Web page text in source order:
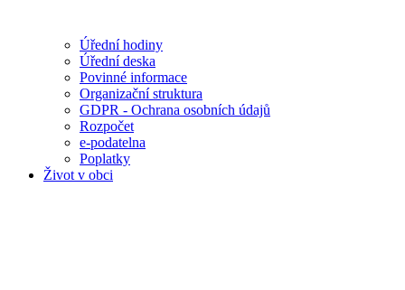
Úřední hodiny
Úřední deska
Povinné informace
Organizační struktura
GDPR - Ochrana osobních údajů
Rozpočet
e-podatelna
Poplatky
Život v obci